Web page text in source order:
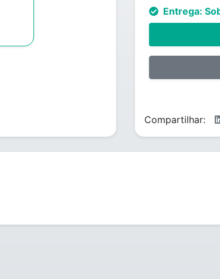
Entrega:
Compartilhar: